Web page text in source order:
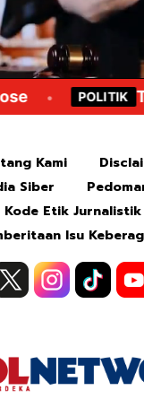
Kami
Siber
Kode Etik Jurnalistik
Isu